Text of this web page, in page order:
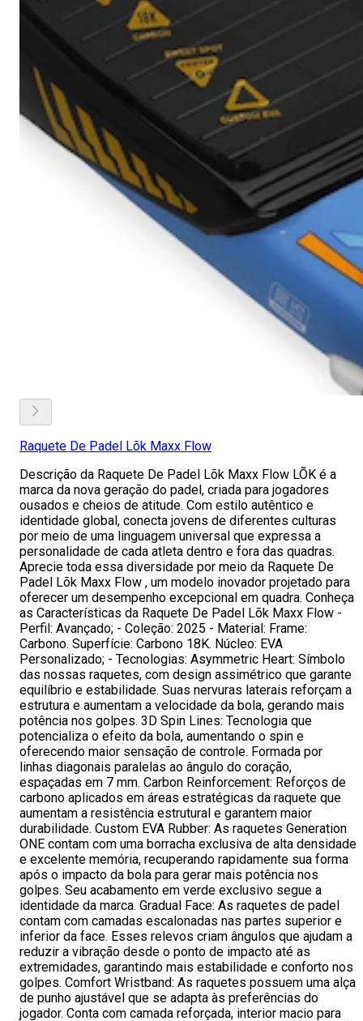
Raquete De Padel Lõk Maxx Flow
Descrição da Raquete De Padel Lõk Maxx Flow LÕK é a
marca da nova geração do padel, criada para jogadores
ousados e cheios de atitude. Com estilo autêntico e
identidade global, conecta jovens de diferentes culturas
por meio de uma linguagem universal que expressa a
personalidade de cada atleta dentro e fora das quadras.
Aprecie toda essa diversidade por meio da Raquete De
Padel Lõk Maxx Flow , um modelo inovador projetado para
oferecer um desempenho excepcional em quadra. Conheça
as Características da Raquete De Padel Lõk Maxx Flow -
Perfil: Avançado; - Coleção: 2025 - Material: Frame:
Carbono. Superfície: Carbono 18K. Núcleo: EVA
Personalizado; - Tecnologias: Asymmetric Heart: Símbolo
das nossas raquetes, com design assimétrico que garante
equilíbrio e estabilidade. Suas nervuras laterais reforçam a
estrutura e aumentam a velocidade da bola, gerando mais
potência nos golpes. 3D Spin Lines: Tecnologia que
potencializa o efeito da bola, aumentando o spin e
oferecendo maior sensação de controle. Formada por
linhas diagonais paralelas ao ângulo do coração,
espaçadas em 7 mm. Carbon Reinforcement: Reforços de
carbono aplicados em áreas estratégicas da raquete que
aumentam a resistência estrutural e garantem maior
durabilidade. Custom EVA Rubber: As raquetes Generation
ONE contam com uma borracha exclusiva de alta densidade
e excelente memória, recuperando rapidamente sua forma
após o impacto da bola para gerar mais potência nos
golpes. Seu acabamento em verde exclusivo segue a
identidade da marca. Gradual Face: As raquetes de padel
contam com camadas escalonadas nas partes superior e
inferior da face. Esses relevos criam ângulos que ajudam a
reduzir a vibração desde o ponto de impacto até as
extremidades, garantindo mais estabilidade e conforto nos
golpes. Comfort Wristband: As raquetes possuem uma alça
de punho ajustável que se adapta às preferências do
jogador. Conta com camada reforçada, interior macio para